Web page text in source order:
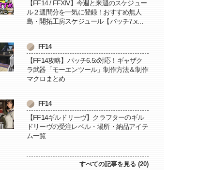
【FF14 / FFXIV】今週と来週のスケジュー
ル２週間分を一気に登録！おすすめ無人
島・開拓工房スケジュール【パッチ7.x対
FF14
【FF14攻略】パッチ6.5x対応！ギャザク
ラ武器「モーエンツール」制作方法＆制作
マクロまとめ
FF14
【FF14ギルドリーヴ】クラフターのギル
ドリーヴの受注レベル・場所・納品アイテ
ム一覧
すべての記事を見る (20)